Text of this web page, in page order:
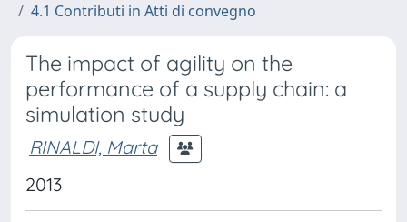
4.1 Contributi in Atti di convegno
The impact of agility on the
performance of a supply chain: a
simulation study
RINALDI, Marta
2013